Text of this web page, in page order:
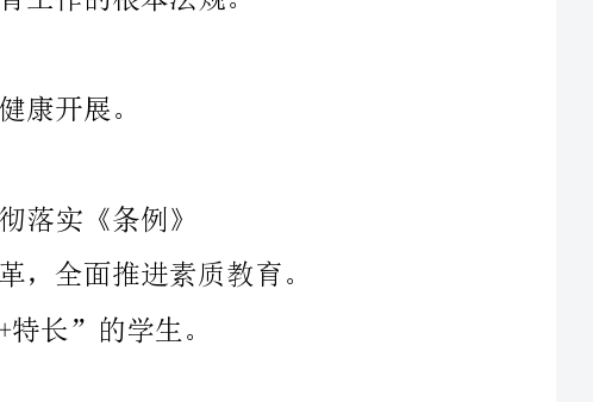
化。即校长→体育分管校长→分管教导→体育教研组长→各体育教
师→各班班主任和学生。实行各级逐步下达方案，再实施，最后总